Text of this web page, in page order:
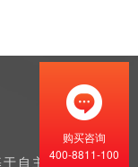
自主研发
购买咨询
400-8811-100